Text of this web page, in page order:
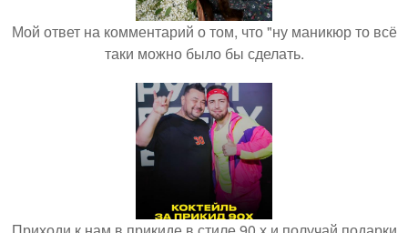
Мой ответ на комментарий о том, что "ну маникюр то всё
таки можно было бы сделать.